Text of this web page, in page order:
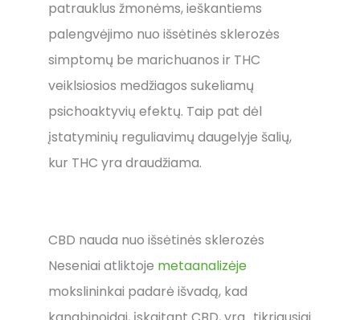
patrauklus žmonėms, ieškantiems
palengvėjimo nuo išsėtinės sklerozės
simptomų be marichuanos ir THC
veiklsiosios medžiagos sukeliamų
psichoaktyvių efektų. Taip pat dėl
įstatyminių reguliavimų daugelyje šalių,
kur THC yra draudžiama.
CBD nauda nuo išsėtinės sklerozės
Neseniai atliktoje metaanalizėje
mokslininkai padarė išvadą, kad